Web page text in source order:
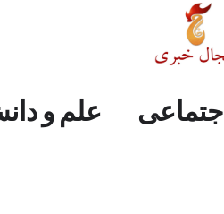
صفحه
ایران
جهان
خاورمیانه
اجتماعی
علم
فرهنگی
اجتماعی علم و